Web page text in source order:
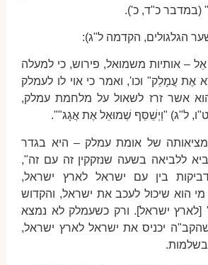
(במדבר כ"ד, כ').
הגלגולים, הקדמה ל"ג):
אֵל – אותיות משמואל, פירוש, כי למעלה
אֶת עֲמָלֵק" וכו', ואמר כי אוי לו לעמלק
אשר זרז לשאול על מלחמת עמלק,
ל"ג) "וַיְשַׁסֵּף שְׁמוּאֵל אֶת אֲגָג"".
של אומת עמלק – היא בגדר
ללביאה בשעה שנזקקין זה עם זה",
בין עם ישראל לארץ ישראל,
מי הוא שיכול לעכב את ישראל, והקדוש
[לארץ ישראל]. ורק כשעמלק לא נמצא
יכניס את ישראל לארץ ישראל,
בשלמות.